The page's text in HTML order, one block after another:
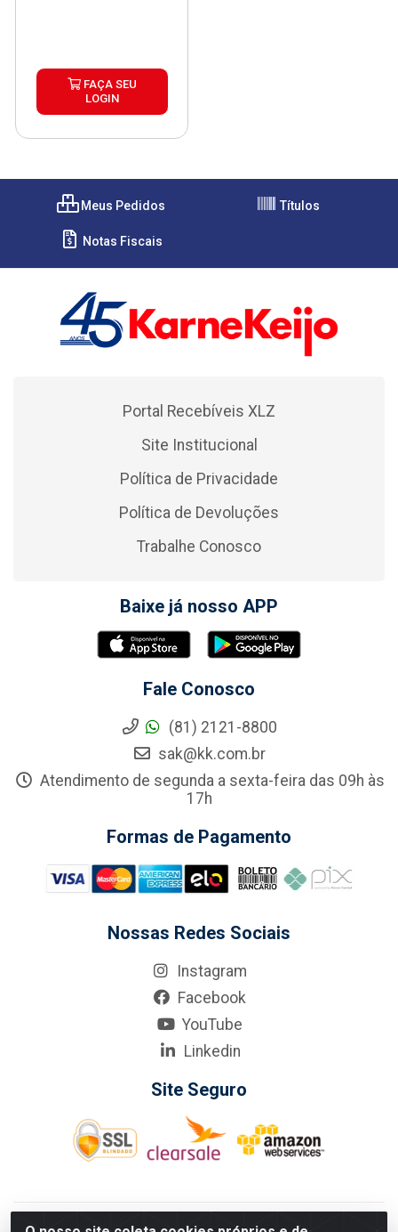
FAÇA SEU
LOGIN
Meus Pedidos Títulos
Notas Fiscais
Portal Recebíveis XLZ
Site Institucional
Política de Privacidade
Política de Devoluções
Trabalhe Conosco
Baixe já nosso APP
Fale Conosco
(81) 2121-8800
sak@kk.com.br
Atendimento de segunda a sexta-feira das 09h às
17h
Formas de Pagamento
Nossas Redes Sociais
Instagram
Facebook
YouTube
Linkedin
Site Seguro